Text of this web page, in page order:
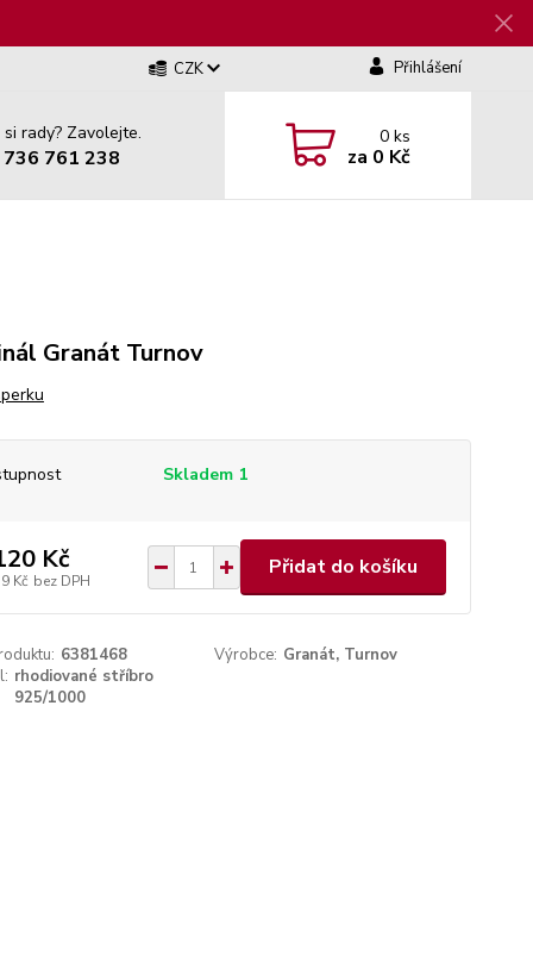
CZK Přihlášení
rady? Zavolejte.
761 238
0ks
za 0 Kč
Granát Turnov
Skladem 1
Kč
Kč bez DPH
Přidat do košíku
6381468 Výrobce: Granát, Turnov
rhodiované stříbro
925/1000